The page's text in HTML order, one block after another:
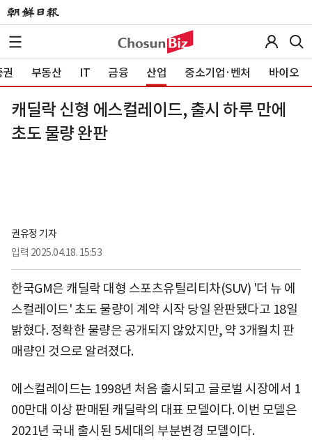
부동산 IT 금융 산업 중소기업·벤처 바이오
캐딜락 신형 에스컬레이드, 출시 하루 만에
초도 물량 완판
권유정 기자
입력 2025.04.18. 15:53
한국GM은 캐딜락 대형 스포츠유틸리티차(SUV) '더 뉴 에
스컬레이드' 초도 물량이 계약 시작 당일 완판됐다고 18일
밝혔다. 정확한 물량은 공개되지 않았지만, 약 3개월치 판
매량인 것으로 알려졌다.
에스컬레이드는 1998년 처음 출시되고 글로벌 시장에서 1
00만대 이상 판매된 캐딜락의 대표 모델이다. 이번 모델은
2021년 국내 출시된 5세대의 부분변경 모델이다.